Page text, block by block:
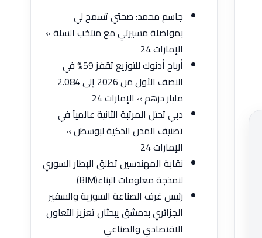
جاسم محمد: صحتي تسمح لي
بمواصلة مسيرتي مع منتخب السلة »
الإمارات 24
أرباح أدنوك للتوزيع تقفز 59% في
النصف الأول من 2026 إلى 2.084
مليار درهم » الإمارات 24
دبي تحتل المرتبة الثانية عالمياً في
تصنيف المدن الذكية لبوسطن »
الإمارات 24
نقابة المهندسين تطلق الإطار السوري
لنمذجة معلومات البناء‎ ‌‎(BIM)
رئيس غرف الصناعة السورية والسفير
الجزائري بدمشق يبحثان تعزيز ‏التعاون
الاقتصادي والصناعي‎